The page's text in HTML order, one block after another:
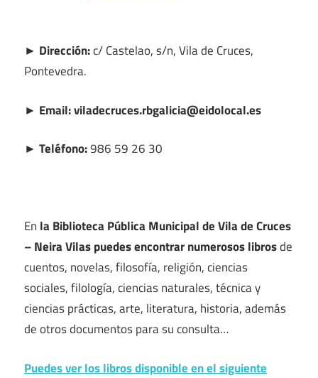
► Dirección:c/ Castelao, s/n, Vila de Cruces,
Pontevedra.
► Email: viladecruces.rbgalicia@eidolocal.es
► Teléfono:986 59 26 30
En la Biblioteca Pública Municipal de Vila de Cruces
– Neira Vilas puedes encontrar numerosos librosde
cuentos, novelas, filosofía, religión, ciencias
sociales, filología, ciencias naturales, técnica y
ciencias prácticas, arte, literatura, historia, además
de otros documentos para su consulta…
Puedes ver los libros disponible en el siguiente